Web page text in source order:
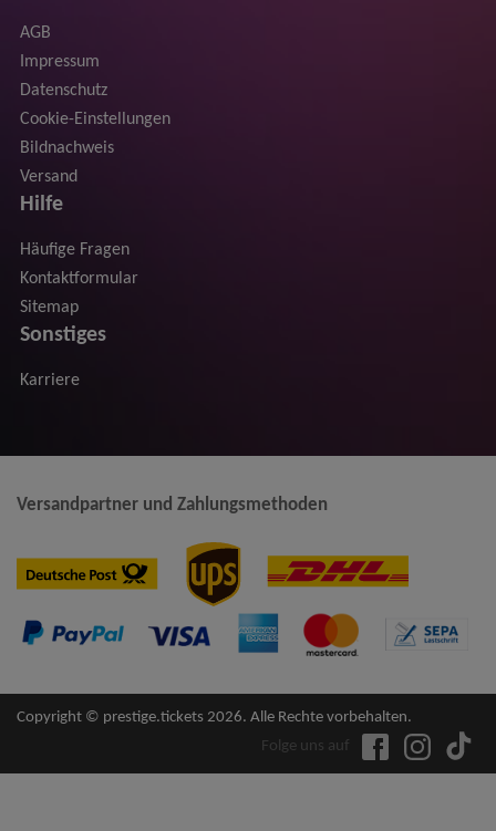
AGB
Impressum
Datenschutz
Cookie-Einstellungen
Bildnachweis
Versand
Hilfe
Häufige Fragen
Kontaktformular
Sitemap
Sonstiges
Karriere
Versandpartner und Zahlungsmethoden
Copyright © prestige.tickets 2026. Alle Rechte vorbehalten.
Folge uns auf